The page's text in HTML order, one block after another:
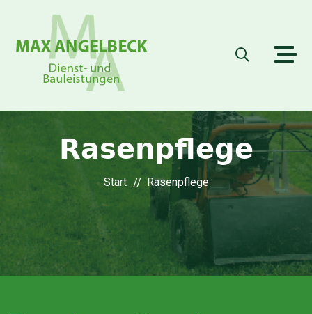
Rasenpflege
Start Rasenpflege